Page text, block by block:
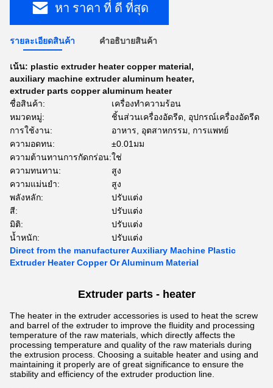
หา ราคา ที่ ดี ที่สุด
รายละเอียดสินค้า คําอธิบายสินค้า
เน้น: plastic extruder heater copper material,
auxiliary machine extruder aluminum heater,
extruder parts copper aluminum heater
ชื่อสินค้า:
เครื่องทำความร้อน
หมวดหมู่:
ชิ้นส่วนเครื่องอัดรีด, อุปกรณ์เครื่องอัดรีด
การใช้งาน:
อาหาร, อุตสาหกรรม, การแพทย์
ความอดทน:
±0.01มม
ความต้านทานการกัดกร่อน:ใช่
ความทนทาน:
สูง
ความแม่นยำ:
สูง
พลังหลัก:
ปรับแต่ง
สี:
ปรับแต่ง
มิติ:
ปรับแต่ง
น้ำหนัก:
ปรับแต่ง
Direct from the manufacturer Auxiliary Machine Plastic
Extruder Heater Copper Or Aluminum Material
Extruder parts - heater
The heater in the extruder accessories is used to heat the screw
and barrel of the extruder to improve the fluidity and processing
temperature of the raw materials, which directly affects the
processing temperature and quality of the raw materials during
the extrusion process. Choosing a suitable heater and using and
maintaining it properly are of great significance to ensure the
stability and efficiency of the extruder production line.